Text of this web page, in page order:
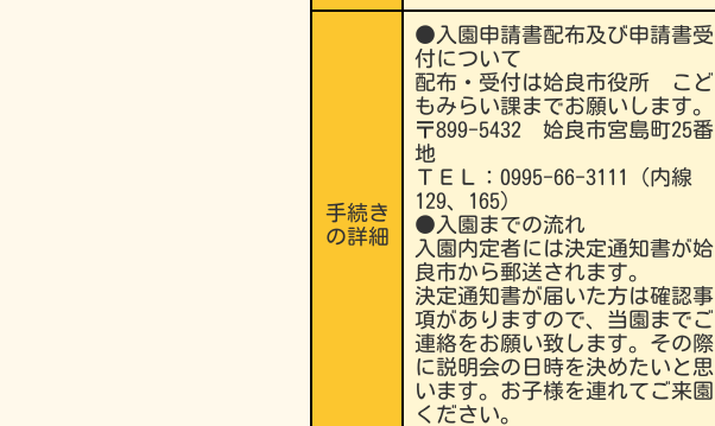
手続き
の詳細
●入園申請書配布及び申請書受
付について
配布・受付は姶良市役所 こど
もみらい課までお願いします。
〒899-5432 姶良市宮島町25番
地
ＴＥＬ：0995-66-3111（内線
129、165）
●入園までの流れ
入園内定者には決定通知書が姶
良市から郵送されます。
決定通知書が届いた方は確認事
項がありますので、当園までご
連絡をお願い致します。その際
に説明会の日時を決めたいと思
います。お子様を連れてご来園
ください。